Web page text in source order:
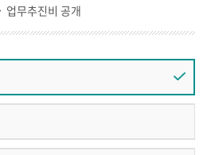
업무추진비 공개